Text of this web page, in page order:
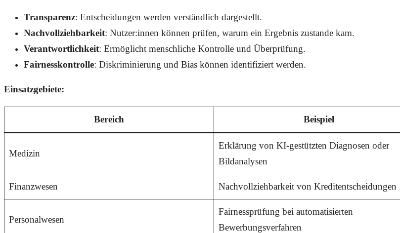
Transparenz: Entscheidungen werden verständlich dargestellt.
Nachvollziehbarkeit: Nutzer:innen können prüfen, warum ein Ergebnis zustande kam.
Verantwortlichkeit: Ermöglicht menschliche Kontrolle und Überprüfung.
Fairnesskontrolle: Diskriminierung und Bias können identifiziert werden.
Einsatzgebiete:
Bereich Beispiel
Medizin
Erklärung von KI-gestützten Diagnosen oder
Bildanalysen
Finanzwesen Nachvollziehbarkeit von Kreditentscheidungen
Personalwesen
Fairnessprüfung bei automatisierten
Bewerbungsverfahren